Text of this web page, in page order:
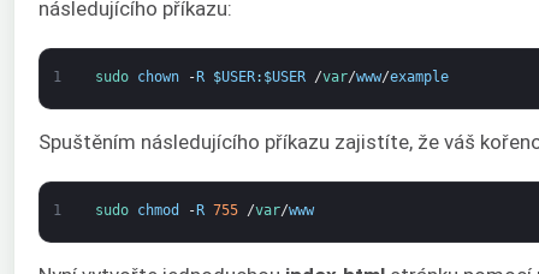
následujícího příkazu:
1 sudo chown - R $USER: $USER /var/www/example
Spuštěním následujícího příkazu zajistíte, že váš
1 sudo chmod - R 755 /var/www